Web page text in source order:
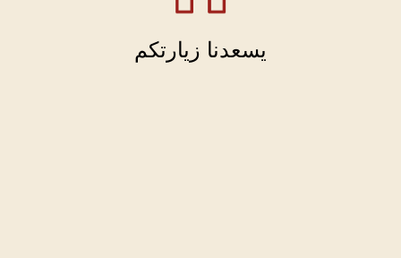
يسعدنا زيارتكم